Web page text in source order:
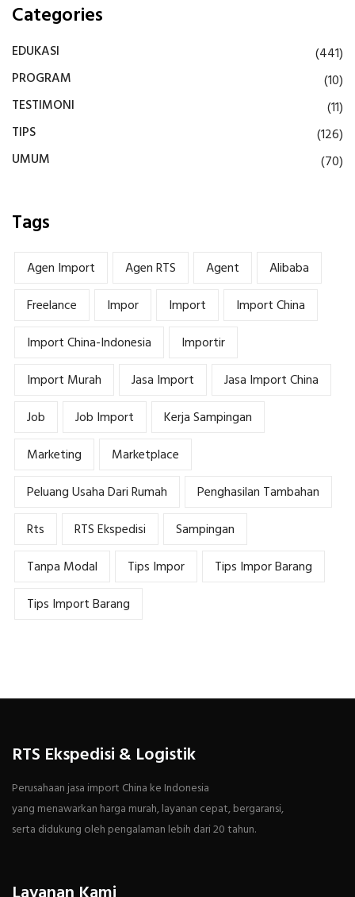
Categories
EDUKASI
(441)
PROGRAM
(10)
TESTIMONI
(11)
TIPS
(126)
UMUM
(70)
Tags
Agen Import Agen RTS Agent
Alibaba
Freelance
Impor Import
Import China
Import China-Indonesia
Importir
Import Murah
Jasa Import
Jasa Import China
Job
Job Import
Kerja Sampingan
Marketing
Marketplace
Peluang Usaha Dari Rumah
Penghasilan Tambahan
Rts
RTS Ekspedisi
Sampingan
Tanpa Modal
Tips Impor
Tips Impor Barang
Tips Import Barang
RTS Ekspedisi & Logistik
Perusahaan jasa import China ke Indonesia
yang menawarkan harga murah, layanan cepat, bergaransi,
serta didukung oleh pengalaman lebih dari 20 tahun.